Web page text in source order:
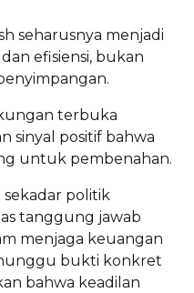
seharusnya menjadi
efisiensi, bukan
terbuka
sinyal positif bahwa
untuk pembenahan.
politik
tanggung jawab
menjaga keuangan
bukti konkret
bahwa keadilan